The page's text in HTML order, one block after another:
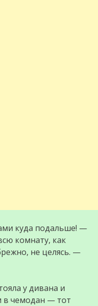
куда подальше! —
комнату, как
не целясь. —
у дивана и
в чемодан — тот